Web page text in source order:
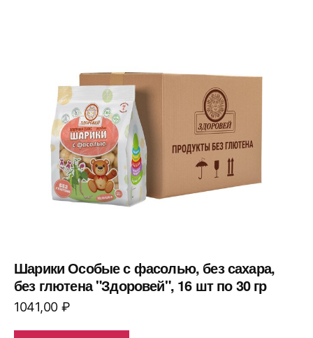
Шарики Особые с фасолью, без сахара,
без глютена "Здоровей", 16 шт по 30 гр
1041,00 ₽